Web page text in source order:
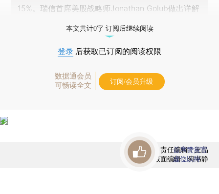
15%。瑞信首席美股战略师Jonathan Golub做出详解
本文共计0字 订阅后继续阅读
登录 后获取已订阅的阅读权限
数据通会员
可畅读全文
订阅/会员升级
责任编辑：王晶
版面编辑：何书静
首席赞赏官
虚位以待